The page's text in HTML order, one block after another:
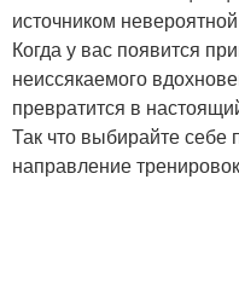
источником
Когда у вас появится
неиссякаемого
превратится в
Так что выбирайте себе
направление